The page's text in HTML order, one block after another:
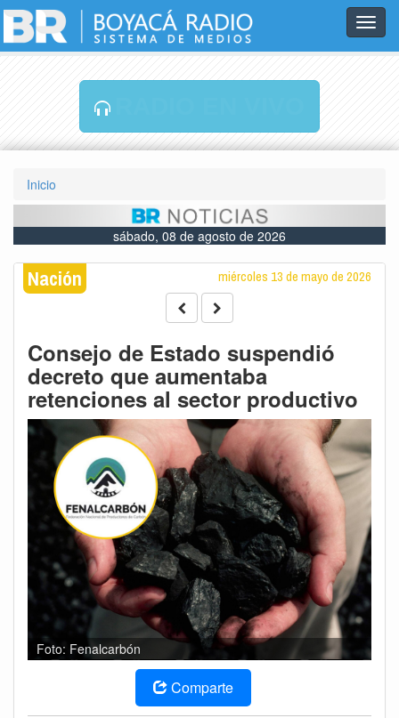
Inicio
sábado, 08 de agosto de 2026
Nación miércoles 13 de mayo de 2026
Consejo de Estado suspendió
decreto que aumentaba
retenciones al sector productivo
Foto: Fenalcarbón
Comparte